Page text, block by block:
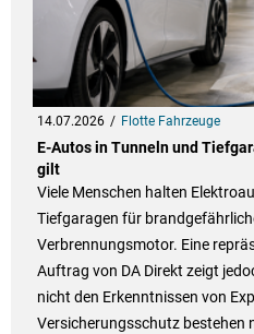
14.07.2026 Flotte Fahrzeuge
E-Autos in Tunneln und
gilt
Viele Menschen halten
Tiefgaragen für
Verbrennungsmotor. Eine
Auftrag von DA Direkt zeigt
nicht den Erkenntnissen von
Versicherungsschutz bestehen